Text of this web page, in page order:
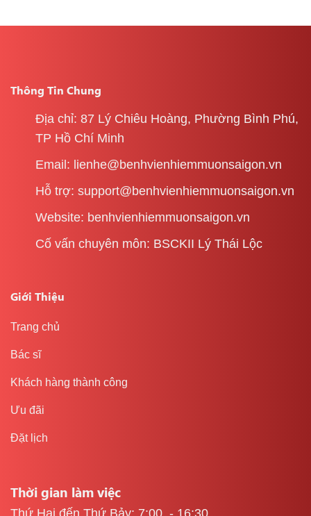
Thông Tin Chung
Địa chỉ: 87 Lý Chiêu Hoàng, Phường Bình Phú,
TP Hồ Chí Minh
Email: lienhe@benhvienhiemmuonsaigon.vn
Hỗ trợ: support@benhvienhiemmuonsaigon.vn
Website: benhvienhiemmuonsaigon.vn
Cố vấn chuyên môn: BSCKII Lý Thái Lộc
Giới Thiệu
Trang chủ
Bác sĩ
Khách hàng thành công
Ưu đãi
Đặt lịch
Thời gian làm việc
Thứ Hai đến Thứ Bảy: 7:00 - 16:30